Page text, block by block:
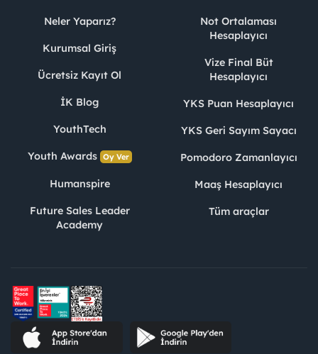
Neler Yaparız?
Kurumsal Giriş
Ücretsiz Kayıt Ol
İK Blog
YouthTech
Youth Awards Oy Ver
Humanspire
Future Sales Leader
Academy
Not Ortalaması
Hesaplayıcı
Vize Final Büt
Hesaplayıcı
YKS Puan Hesaplayıcı
YKS Geri Sayım Sayacı
Pomodoro Zamanlayıcı
Maaş Hesaplayıcı
Tüm araçlar